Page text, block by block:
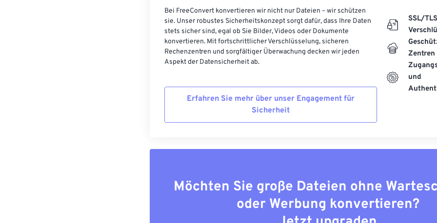
Bei FreeConvert konvertieren wir nicht nur Dateien – wir schützen
sie. Unser robustes Sicherheitskonzept sorgt dafür, dass Ihre Daten
stets sicher sind, egal ob Sie Bilder, Videos oder Dokumente
konvertieren. Mit fortschrittlicher Verschlüsselung, sicheren
Rechenzentren und sorgfältiger Überwachung decken wir jeden
Aspekt der Datensicherheit ab.
Erfahren Sie mehr über unser Engagement für
Sicherheit
SSL/TLS
Zentren
und
Möchten Sie große Dateien ohne
oder Werbung konvertieren?